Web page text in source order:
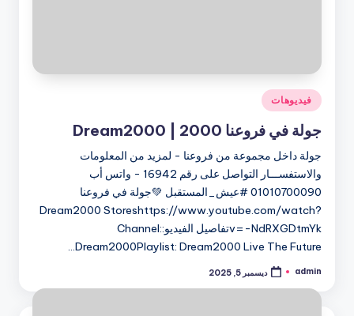
نُشر
في
فيديوهات
جولة في فروعنا 2000 | Dream2000
جولة داخل مجموعة من فروعنا - لمزيد من المعلومات
والاستفســـار التواصل على رقم 16942 - واتس أب
01010700090 #عيش_المستقبل 💚جولة في فروعنا
Dream2000 Storeshttps://www.youtube.com/watch?
v=-NdRXGDtmYkتفاصيل الفيديو:Channel:
Dream2000Playlist: Dream2000 Live The Future…
تمّ
بواسطة
admin ديسمبر 5, 2025